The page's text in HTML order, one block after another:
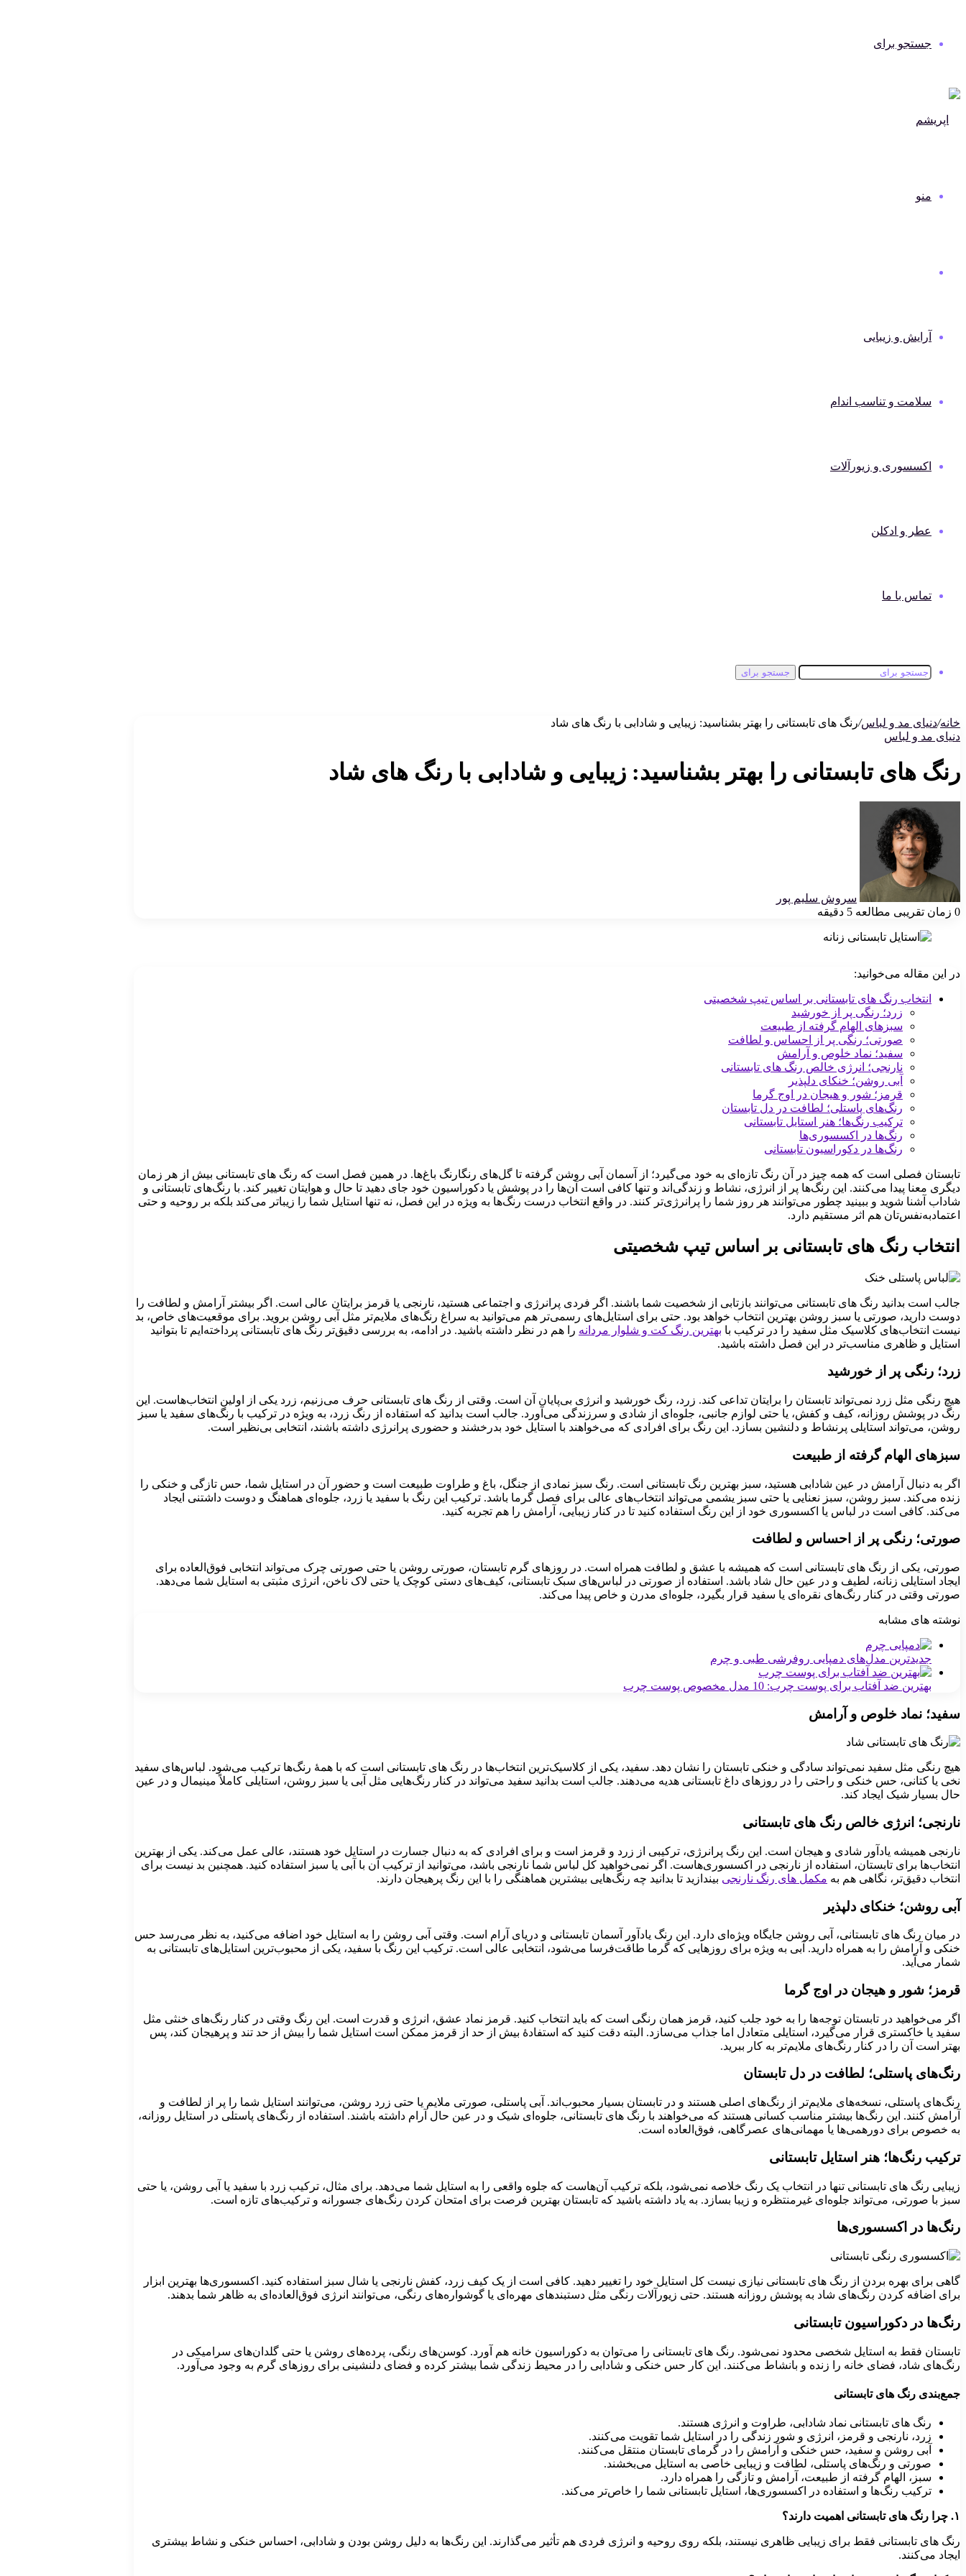
جستجو برای
منو
آرایش و زیبایی
سلامت و تناسب اندام
اکسسوری و زیورآلات
عطر و ادکلن
تماس با ما
جستجو برای
خانه/دنیای مد و لباس/رنگ های تابستانی را بهتر بشناسید: زیبایی و شادابی با رنگ های شاد
دنیای مد و لباس
رنگ های تابستانی را بهتر بشناسید: زیبایی و شادابی با رنگ های شاد
سروش سلیم پور
0 زمان تقریبی مطالعه 5 دقیقه
در این مقاله می‌خوانید:
انتخاب رنگ های تابستانی بر اساس تیپ شخصیتی
زرد؛ رنگی پر از خورشید
سبزهای الهام گرفته از طبیعت
صورتی؛ رنگی پر از احساس و لطافت
سفید؛ نماد خلوص و آرامش
نارنجی؛ انرژی خالص رنگ های تابستانی
آبی روشن؛ خنکای دلپذیر
قرمز؛ شور و هیجان در اوج گرما
رنگ‌های پاستلی؛ لطافت در دل تابستان
ترکیب رنگ‌ها؛ هنر استایل تابستانی
رنگ‌ها در اکسسوری‌ها
رنگ‌ها در دکوراسیون تابستانی
تابستان فصلی است که همه چیز در آن رنگ تازه‌ای به خود می‌گیرد؛ از آسمان آبی روشن گرفته تا گل‌های رنگارنگ باغ‌ها. در همین فصل است که رنگ های تابستانی بیش از هر زمان
دیگری معنا پیدا می‌کنند. این رنگ‌ها پر از انرژی، نشاط و زندگی‌اند و تنها کافی است آن‌ها را در پوشش یا دکوراسیون خود جای دهید تا حال و هوایتان تغییر کند. با رنگ‌های تابستانی و
شاداب آشنا شوید و ببینید چطور می‌توانند هر روز شما را پرانرژی‌تر کنند. در واقع انتخاب درست رنگ‌ها به ویژه در این فصل، نه تنها استایل شما را زیباتر می‌کند بلکه بر روحیه و حتی
اعتمادبه‌نفس‌تان هم اثر مستقیم دارد.
انتخاب رنگ های تابستانی بر اساس تیپ شخصیتی
جالب است بدانید رنگ های تابستانی می‌توانند بازتابی از شخصیت شما باشند. اگر فردی پرانرژی و اجتماعی هستید، نارنجی یا قرمز برایتان عالی است. اگر بیشتر آرامش و لطافت را
دوست دارید، صورتی یا سبز روشن بهترین انتخاب خواهد بود. حتی برای استایل‌های رسمی‌تر هم می‌توانید به سراغ رنگ‌های ملایم‌تر مثل آبی روشن بروید. برای موقعیت‌های خاص، بد
نیست انتخاب‌های کلاسیک مثل سفید را در ترکیب با بهترین رنگ کت و شلوار مردانه را هم در نظر داشته باشید. در ادامه، به بررسی دقیق‌تر رنگ های تابستانی پرداخته‌ایم تا بتوانید
استایل و ظاهری مناسب‌تر در این فصل داشته باشید.
زرد؛ رنگی پر از خورشید
هیچ رنگی مثل زرد نمی‌تواند تابستان را برایتان تداعی کند. زرد، رنگ خورشید و انرژی بی‌پایان آن است. وقتی از رنگ های تابستانی حرف می‌زنیم، زرد یکی از اولین انتخاب‌هاست. این
رنگ در پوشش روزانه، کیف و کفش، یا حتی لوازم جانبی، جلوه‌ای از شادی و سرزندگی می‌آورد. جالب است بدانید که استفاده از رنگ زرد، به ویژه در ترکیب با رنگ‌های سفید یا سبز
روشن، می‌تواند استایلی پرنشاط و دلنشین بسازد. این رنگ برای افرادی که می‌خواهند با استایل خود بدرخشند و حضوری پرانرژی داشته باشند، انتخابی بی‌نظیر است.
سبزهای الهام گرفته از طبیعت
اگر به دنبال آرامش در عین شادابی هستید، سبز بهترین رنگ تابستانی است. رنگ سبز نمادی از جنگل، باغ و طراوت طبیعت است و حضور آن در استایل شما، حس تازگی و خنکی را
زنده می‌کند. سبز روشن، سبز نعنایی یا حتی سبز یشمی می‌تواند انتخاب‌های عالی برای فصل گرما باشد. ترکیب این رنگ با سفید یا زرد، جلوه‌ای هماهنگ و دوست داشتنی ایجاد
می‌کند. کافی است در لباس یا اکسسوری خود از این رنگ استفاده کنید تا در کنار زیبایی، آرامش را هم تجربه کنید.
صورتی؛ رنگی پر از احساس و لطافت
صورتی، یکی از رنگ های تابستانی است که همیشه با عشق و لطافت همراه است. در روزهای گرم تابستان، صورتی روشن یا حتی صورتی چرک می‌تواند انتخابی فوق‌العاده برای
ایجاد استایلی زنانه، لطیف و در عین حال شاد باشد. استفاده از صورتی در لباس‌های سبک تابستانی، کیف‌های دستی کوچک یا حتی لاک ناخن، انرژی مثبتی به استایل شما می‌دهد.
صورتی وقتی در کنار رنگ‌های نقره‌ای یا سفید قرار بگیرد، جلوه‌ای مدرن و خاص پیدا می‌کند.
نوشته های مشابه
جدیدترین مدل‌های دمپایی روفرشی طبی و چرم
بهترین ضد آفتاب برای پوست چرب: 10 مدل مخصوص پوست چرب
سفید؛ نماد خلوص و آرامش
هیچ رنگی مثل سفید نمی‌تواند سادگی و خنکی تابستان را نشان دهد. سفید، یکی از کلاسیک‌ترین انتخاب‌ها در رنگ های تابستانی است که با همۀ رنگ‌ها ترکیب می‌شود. لباس‌های سفید
نخی یا کتانی، حس خنکی و راحتی را در روزهای داغ تابستانی هدیه می‌دهند. جالب است بدانید سفید می‌تواند در کنار رنگ‌هایی مثل آبی یا سبز روشن، استایلی کاملاً مینیمال و در عین
حال بسیار شیک ایجاد کند.
نارنجی؛ انرژی خالص رنگ های تابستانی
نارنجی همیشه یادآور شادی و هیجان است. این رنگ پرانرژی، ترکیبی از زرد و قرمز است و برای افرادی که به دنبال جسارت در استایل خود هستند، عالی عمل می‌کند. یکی از بهترین
انتخاب‌ها برای تابستان، استفاده از نارنجی در اکسسوری‌هاست. اگر نمی‌خواهید کل لباس شما نارنجی باشد، می‌توانید از ترکیب آن با آبی یا سبز استفاده کنید. همچنین بد نیست برای
انتخاب دقیق‌تر، نگاهی هم به مکمل های رنگ نارنجی بیندازید تا بدانید چه رنگ‌هایی بیشترین هماهنگی را با این رنگ پرهیجان دارند.
آبی روشن؛ خنکای دلپذیر
در میان رنگ های تابستانی، آبی روشن جایگاه ویژه‌ای دارد. این رنگ یادآور آسمان تابستانی و دریای آرام است. وقتی آبی روشن را به استایل خود اضافه می‌کنید، به نظر می‌رسد حس
خنکی و آرامش را به همراه دارید. آبی به ویژه برای روزهایی که گرما طاقت‌فرسا می‌شود، انتخابی عالی است. ترکیب این رنگ با سفید، یکی از محبوب‌ترین استایل‌های تابستانی به
شمار می‌آید.
قرمز؛ شور و هیجان در اوج گرما
اگر می‌خواهید در تابستان توجه‌ها را به خود جلب کنید، قرمز همان رنگی است که باید انتخاب کنید. قرمز نماد عشق، انرژی و قدرت است. این رنگ وقتی در کنار رنگ‌های خنثی مثل
سفید یا خاکستری قرار می‌گیرد، استایلی متعادل اما جذاب می‌سازد. البته دقت کنید که استفادۀ بیش از حد از قرمز ممکن است استایل شما را بیش از حد تند و پرهیجان کند، پس
بهتر است آن را در کنار رنگ‌های ملایم‌تر به کار ببرید.
رنگ‌های پاستلی؛ لطافت در دل تابستان
رنگ‌های پاستلی، نسخه‌های ملایم‌تر از رنگ‌های اصلی هستند و در تابستان بسیار محبوب‌اند. آبی پاستلی، صورتی ملایم یا حتی زرد روشن، می‌توانند استایل شما را پر از لطافت و
آرامش کنند. این رنگ‌ها بیشتر مناسب کسانی هستند که می‌خواهند با رنگ های تابستانی، جلوه‌ای شیک و در عین حال آرام داشته باشند. استفاده از رنگ‌های پاستلی در استایل روزانه،
به خصوص برای دورهمی‌ها یا مهمانی‌های عصرگاهی، فوق‌العاده است.
ترکیب رنگ‌ها؛ هنر استایل تابستانی
زیبایی رنگ های تابستانی تنها در انتخاب یک رنگ خلاصه نمی‌شود، بلکه ترکیب آن‌هاست که جلوه واقعی را به استایل شما می‌دهد. برای مثال، ترکیب زرد با سفید یا آبی روشن، یا حتی
سبز با صورتی، می‌تواند جلوه‌ای غیرمنتظره و زیبا بسازد. به یاد داشته باشید که تابستان بهترین فرصت برای امتحان کردن رنگ‌های جسورانه و ترکیب‌های تازه است.
رنگ‌ها در اکسسوری‌ها
گاهی برای بهره بردن از رنگ های تابستانی نیازی نیست کل استایل خود را تغییر دهید. کافی است از یک کیف زرد، کفش نارنجی یا شال سبز استفاده کنید. اکسسوری‌ها بهترین ابزار
برای اضافه کردن رنگ‌های شاد به پوشش روزانه هستند. حتی زیورآلات رنگی مثل دستبندهای مهره‌ای یا گوشواره‌های رنگی، می‌توانند انرژی فوق‌العاده‌ای به ظاهر شما بدهند.
رنگ‌ها در دکوراسیون تابستانی
تابستان فقط به استایل شخصی محدود نمی‌شود. رنگ های تابستانی را می‌توان به دکوراسیون خانه هم آورد. کوسن‌های رنگی، پرده‌های روشن یا حتی گلدان‌های سرامیکی در
رنگ‌های شاد، فضای خانه را زنده و بانشاط می‌کنند. این کار حس خنکی و شادابی را در محیط زندگی شما بیشتر کرده و فضای دلنشینی برای روزهای گرم به وجود می‌آورد.
جمع‌بندی رنگ های تابستانی
رنگ های تابستانی نماد شادابی، طراوت و انرژی هستند.
زرد، نارنجی و قرمز، انرژی و شور زندگی را در استایل شما تقویت می‌کنند.
آبی روشن و سفید، حس خنکی و آرامش را در گرمای تابستان منتقل می‌کنند.
صورتی و رنگ‌های پاستلی، لطافت و زیبایی خاصی به استایل می‌بخشند.
سبز، الهام گرفته از طبیعت، آرامش و تازگی را همراه دارد.
ترکیب رنگ‌ها و استفاده در اکسسوری‌ها، استایل تابستانی شما را خاص‌تر می‌کند.
۱. چرا رنگ های تابستانی اهمیت دارند؟
رنگ های تابستانی فقط برای زیبایی ظاهری نیستند، بلکه روی روحیه و انرژی فردی هم تأثیر می‌گذارند. این رنگ‌ها به دلیل روشن بودن و شادابی، احساس خنکی و نشاط بیشتری
ایجاد می‌کنند.